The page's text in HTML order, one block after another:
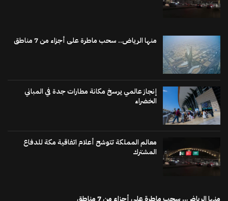
منها الرياض.. سحب ماطرة على أجزاء من 7 مناطق
إنجاز عالمي يرسخ مكانة مطارات جدة في المباني
الخضراء
معالم المملكة تتوشح أعلام اتفاقية مكة للدفاع
المشترك
منها الرياض.. سحب ماطرة على أجزاء من 7 مناطق